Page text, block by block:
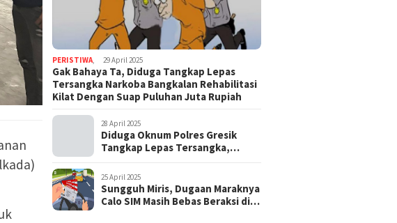
PERISTIWA, 29 April 2025
Gak Bahaya Ta, Diduga Tangkap Lepas
Tersangka Narkoba Bangkalan Rehabilitasi
Kilat Dengan Suap Puluhan Juta Rupiah
28 April 2025
Diduga Oknum Polres Gresik
Tangkap Lepas Tersangka,
25 April 2025
Sungguh Miris, Dugaan Maraknya
Calo SIM Masih Bebas Beraksi di